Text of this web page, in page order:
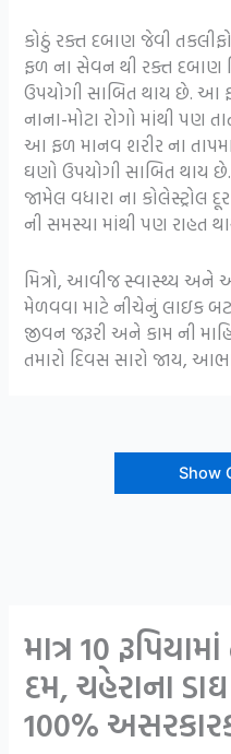
કોઠું રક્ત દબાણ જેવી
ફળ ના સેવન થી રક્ત દબાણ
ઉપયોગી સાબિત થાય છે. આ
નાના-મોટા રોગો માંથી પણ
આ ફળ માનવ શરીર ના
ઘણો ઉપયોગી સાબિત થાય
જામેલ વધારા ના કોલેસ્ટ્રોલ
ની સમસ્યા માંથી પણ રાહત
મિત્રો, આવીજ સ્વાસ્થ્ય અને
મેળવવા માટે નીચેનું લાઇક
જીવન જરૂરી અને કામ ની
તમારો દિવસ સારો જાય,
Show
માત્ર 10
દમ, ચહેરાના
100%